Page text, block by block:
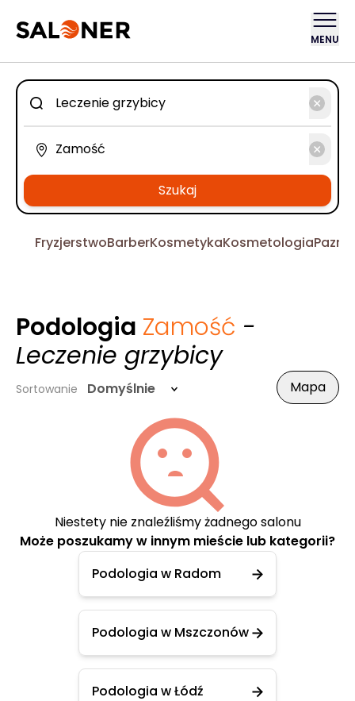
MENU
Szukaj
FryzjerstwoBarberKosmetykaKosmetologia
Podologia Zamość -
Leczenie grzybicy
Sortowanie Domyślnie Mapa
Niestety nie znaleźliśmy żadnego salonu
Może poszukamy w innym mieście lub kategorii?
Podologia w Radom
Podologia w Mszczonów
Podologia w Łódź